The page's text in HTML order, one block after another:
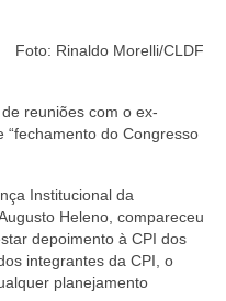
Foto: Rinaldo Morelli/CLDF
reuniões com o ex-
do Congresso
Institucional da
Heleno, compareceu
depoimento à CPI dos
integrantes da CPI, o
planejamento